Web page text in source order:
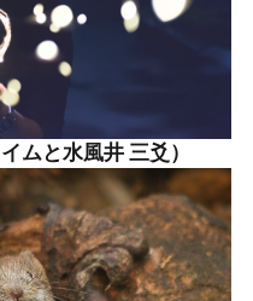
ムと水風井 三爻）